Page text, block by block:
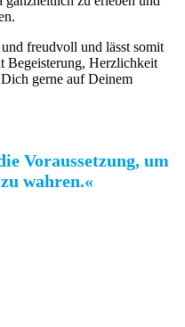
freudvoll und lässt somit
Begeisterung, Herzlichkeit
gerne auf Deinem
Voraussetzung, um
wahren.«